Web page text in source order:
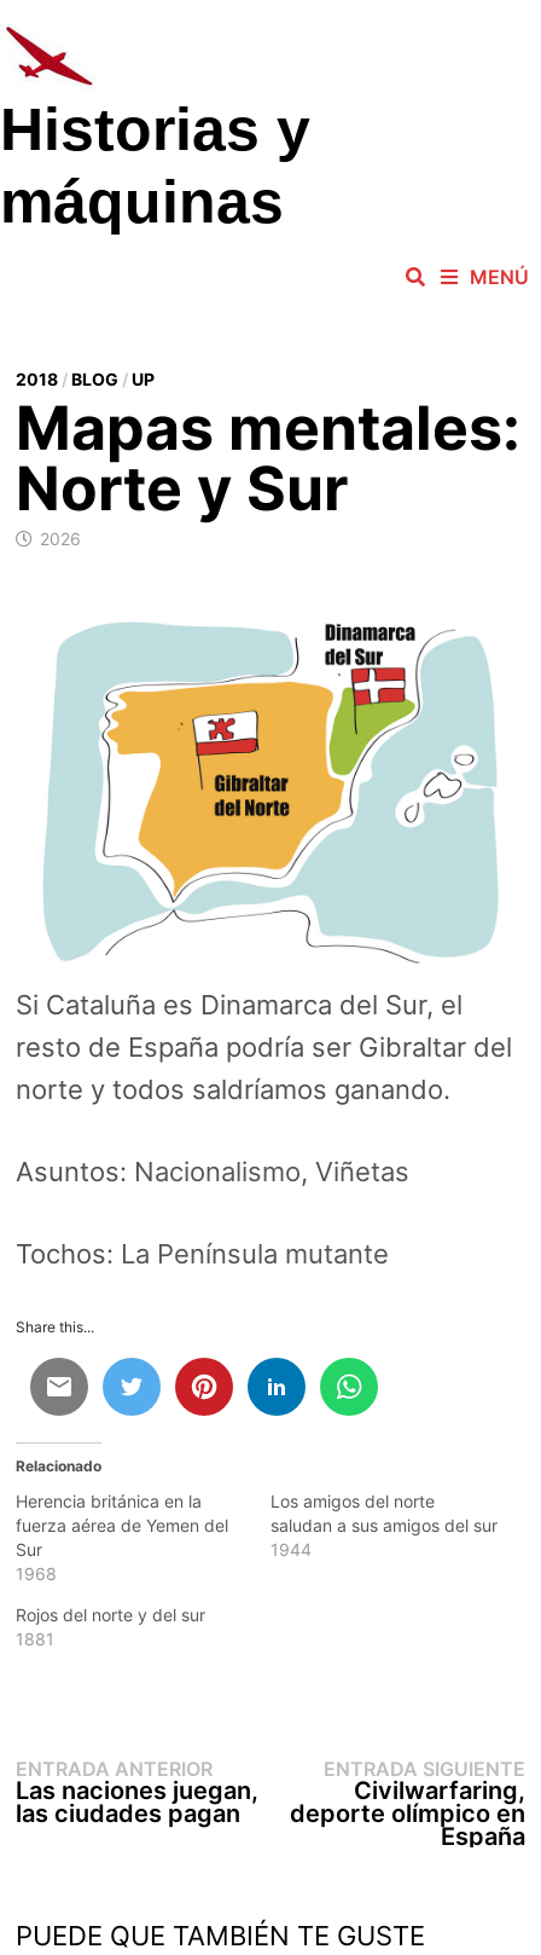
al
contenido
Historias y
máquinas
MENÚ
2018/BLOG /UP
Mapas mentales:
Norte y Sur
2026
Si Cataluña es Dinamarca del Sur, el
resto de España podría ser Gibraltar del
norte y todos saldríamos ganando.
Asuntos: Nacionalismo, Viñetas
Tochos: La Península mutante
Share this...
Relacionado
Herencia británica en la
fuerza aérea de Yemen del
Sur
1968
Los amigos del norte
saludan a sus amigos del sur
1944
Rojos del norte y del sur
1881
Navegación
de
entradas
ENTRADA ANTERIOREntrada
anterior:
Las naciones juegan,
las ciudades pagan
ENTRADA SIGUIENTE
Civilwarfaring,
deporte olímpico en
España
PUEDE QUE TAMBIÉN TE GUSTE